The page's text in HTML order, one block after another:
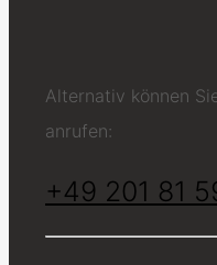
Alternativ können
anrufen:
+49 201 81